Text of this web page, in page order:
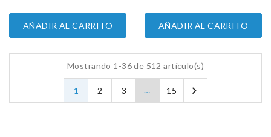
AÑADIR AL CARRITO AÑADIR AL CARRITO
Mostrando 1-36 de 512 artículo(s)
1 2 3 … 15 